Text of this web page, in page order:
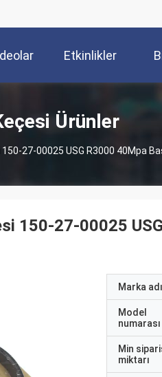
Etkinlikler
Ürünler
27-00025 USG R3000 40Mpa
150-27-00025
Marka adı
Model
numarası
Min
miktarı